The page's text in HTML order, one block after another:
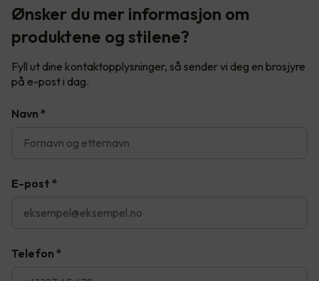
Ønsker du mer informasjon om
produktene og stilene?
Fyll ut dine kontaktopplysninger, så sender vi deg en brosjyre
på e-post i dag.
Navn *
E-post *
Telefon *